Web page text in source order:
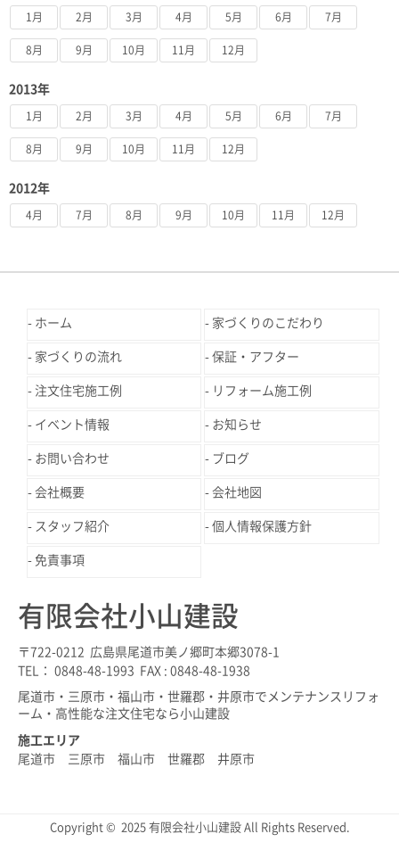
1月 2月 3月 4月 5月 6月 7月
8月 9月 10月 11月 12月
2013年
1月 2月 3月 4月 5月 6月 7月
8月 9月 10月 11月 12月
2012年
4月 7月 8月 9月 10月 11月 12月
ホーム 家づくりのこだわり
家づくりの流れ 保証・アフター
注文住宅施工例 リフォーム施工例
イベント情報 お知らせ
お問い合わせ ブログ
会社概要 会社地図
スタッフ紹介 個人情報保護方針
免責事項
有限会社小山建設
〒722-0212 広島県尾道市美ノ郷町本郷3078-1
TEL： 0848-48-1993 FAX : 0848-48-1938
尾道市・三原市・福山市・世羅郡・井原市でメンテナンスリフォ
ーム・高性能な注文住宅なら小山建設
施工エリア
尾道市 三原市 福山市 世羅郡 井原市
Copyright © 2025 有限会社小山建設 All Rights Reserved.